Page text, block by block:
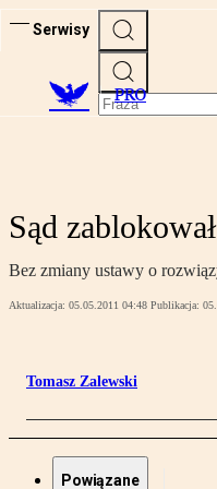
Serwisy
PRO
Sąd
Bez zmiany ustawy o
Aktualizacja: 05.05.2011 04:48 Publikacja:
Tomasz Zalewski
Powiązane